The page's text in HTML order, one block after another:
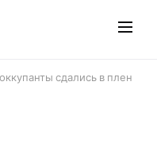
сдались в плен